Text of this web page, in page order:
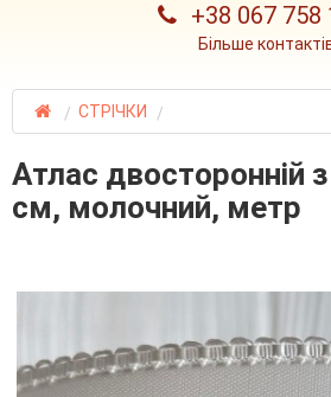
+38 067 758
Більше
СТРІЧКИ
Атлас двосторонній
см, молочний, метр